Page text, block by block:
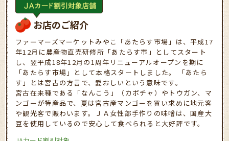
お店のご紹介
ファーマーズマーケットみやこ「あたらす市場」は、平成17
年12月に農産物直売研修所「あたらす市」としてスタート
し、翌平成18年12月の1周年リニューアルオープンを期に
「あたらす市場」として本格スタートしました。 「あたら
す」とは宮古の方言で、愛おしいという意味です。
宮古在来種である「なんこう」（カボチャ）やトウガン、マ
ンゴーが特産品で、夏は宮古産マンゴーを買い求めに地元客
や観光客で賑わいます。ＪＡ女性部手作りの味噌は、国産大
豆を使用しているので安心して食べられると大好評です。